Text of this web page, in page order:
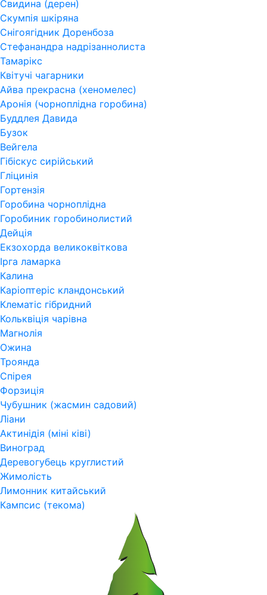
Свидина (дерен)
Скумпія шкіряна
Снігоягідник Доренбоза
Стефанандра надрізаннолиста
Тамарікс
Квітучі чагарники
Айва прекрасна (хеномелес)
Аронія (чорноплідна горобина)
Буддлея Давида
Бузок
Вейгела
Гібіскус сирійський
Гліцинія
Гортензія
Горобина чорноплідна
Горобиник горобинолистий
Дейція
Екзохорда великоквіткова
Ірга ламарка
Калина
Каріоптеріс кландонський
Клематіс гібридний
Кольквіція чарівна
Магнолія
Ожина
Троянда
Спірея
Форзиція
Чубушник (жасмин садовий)
Ліани
Актинідія (міні ківі)
Виноград
Деревогубець круглистий
Жимолість
Лимонник китайський
Кампсис (текома)